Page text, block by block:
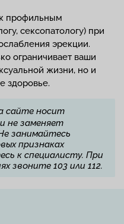
профильным
сексопатологу) при
эрекции.
ограничивает ваши
жизни, но и
здоровье.
сайте носит
не заменяет
занимайтесь
признаках
к специалисту. При
звоните 103 или 112.